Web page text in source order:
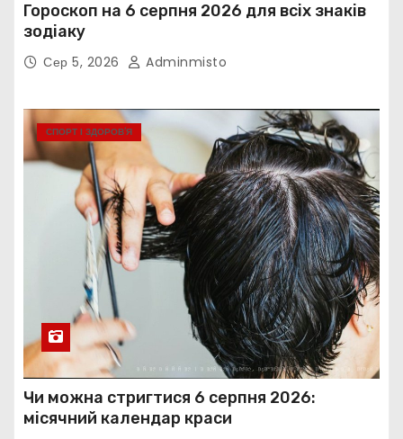
Гороскоп на 6 серпня 2026 для всіх знаків
зодіаку
Сер 5, 2026 Adminmisto
СПОРТ І ЗДОРОВ’Я
Чи можна стригтися 6 серпня 2026:
місячний календар краси